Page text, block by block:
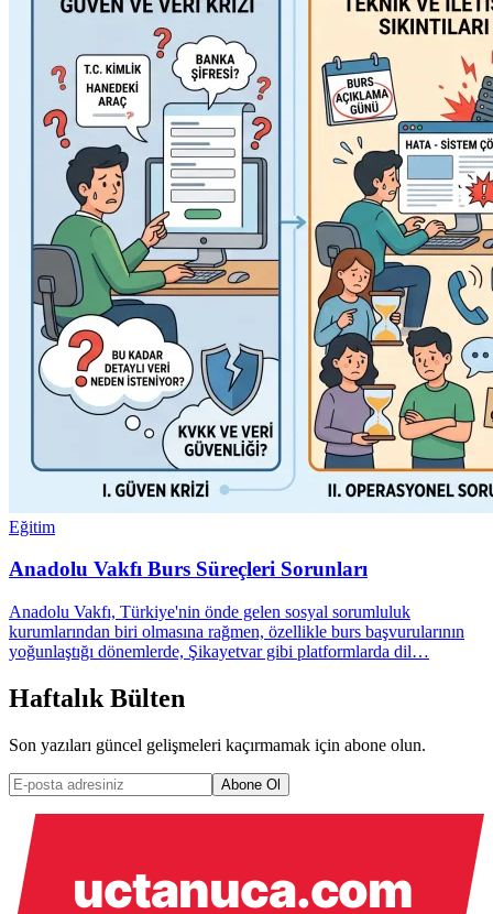
Eğitim
Anadolu Vakfı Burs Süreçleri Sorunları
Anadolu Vakfı, Türkiye'nin önde gelen sosyal sorumluluk
kurumlarından biri olmasına rağmen, özellikle burs başvurularının
yoğunlaştığı dönemlerde, Şikayetvar gibi platformlarda dil…
Haftalık Bülten
Son yazıları güncel gelişmeleri kaçırmamak için abone olun.
Abone Ol